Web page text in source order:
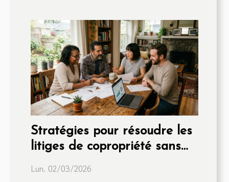
Stratégies pour résoudre les
litiges de copropriété sans
Lun. 02/03/2026